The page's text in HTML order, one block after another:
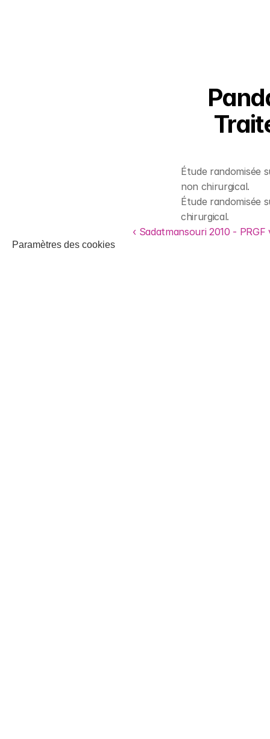
Étude randomisée
non chirurgical.
Étude randomisée
chirurgical.
‹ Sadatmansouri 2010 -
Paramètres des cookies